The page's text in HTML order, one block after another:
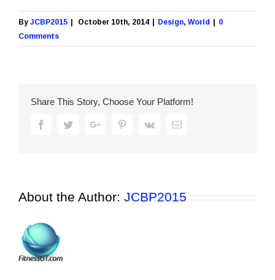
ByJCBP2015 | October 10th, 2014 | Design,World | 0
Comments
Share This Story, Choose Your Platform!
FacebookTwitterGoogle+ PinterestVk Email
About the Author: JCBP2015